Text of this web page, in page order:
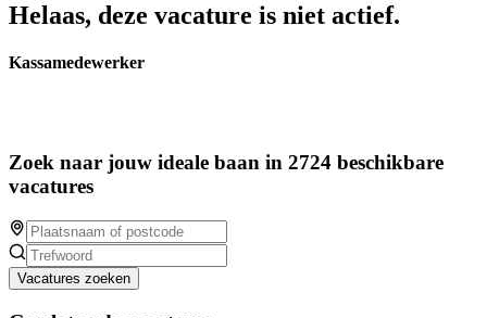
Helaas, deze vacature is niet actief.
Kassamedewerker
Zoek naar jouw ideale baan in 2724 beschikbare
vacatures
Vacatures zoeken